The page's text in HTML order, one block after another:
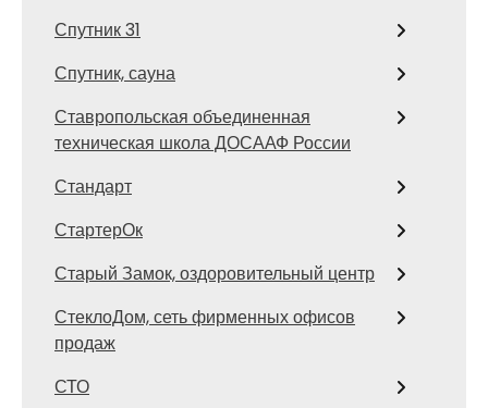
Спутник 31
Спутник, сауна
Ставропольская объединенная
техническая школа ДОСААФ России
Стандарт
СтартерОк
Старый Замок, оздоровительный центр
СтеклоДом, сеть фирменных офисов
продаж
СТО